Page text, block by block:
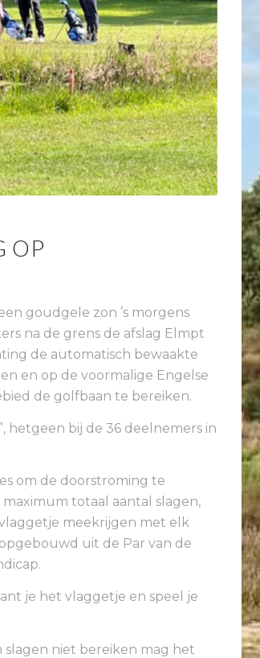
OP
goudgele zon ’s morgens
na de grens de afslag Elmpt
de automatisch bewaakte
en op de voormalige Engelse
de golfbaan te bereiken.
hetgeen bij de 36 deelnemers in
om de doorstroming te
totaal aantal slagen,
meekrijgen met elk
uit de Par van de
je het vlaggetje en speel je
niet bereiken mag het